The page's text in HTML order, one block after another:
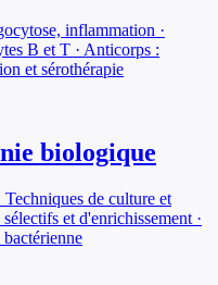
inflammation ·
B et T · Anticorps :
et sérothérapie
biologique
de culture et
et d'enrichissement ·